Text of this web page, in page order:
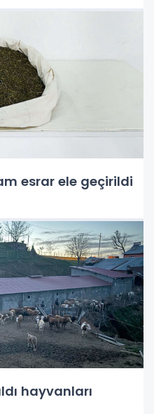
esrar ele geçirildi
hayvanları